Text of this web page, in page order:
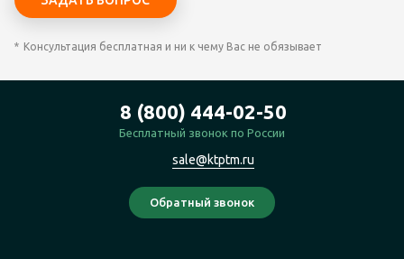
Консультация бесплатная и ни к чему Вас не обязывает
8 (800) 444-02-50
Бесплатный звонок по России
sale@ktptm.ru